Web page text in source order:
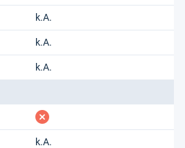
k.A.
k.A.
k.A.
fehlt
k.A.